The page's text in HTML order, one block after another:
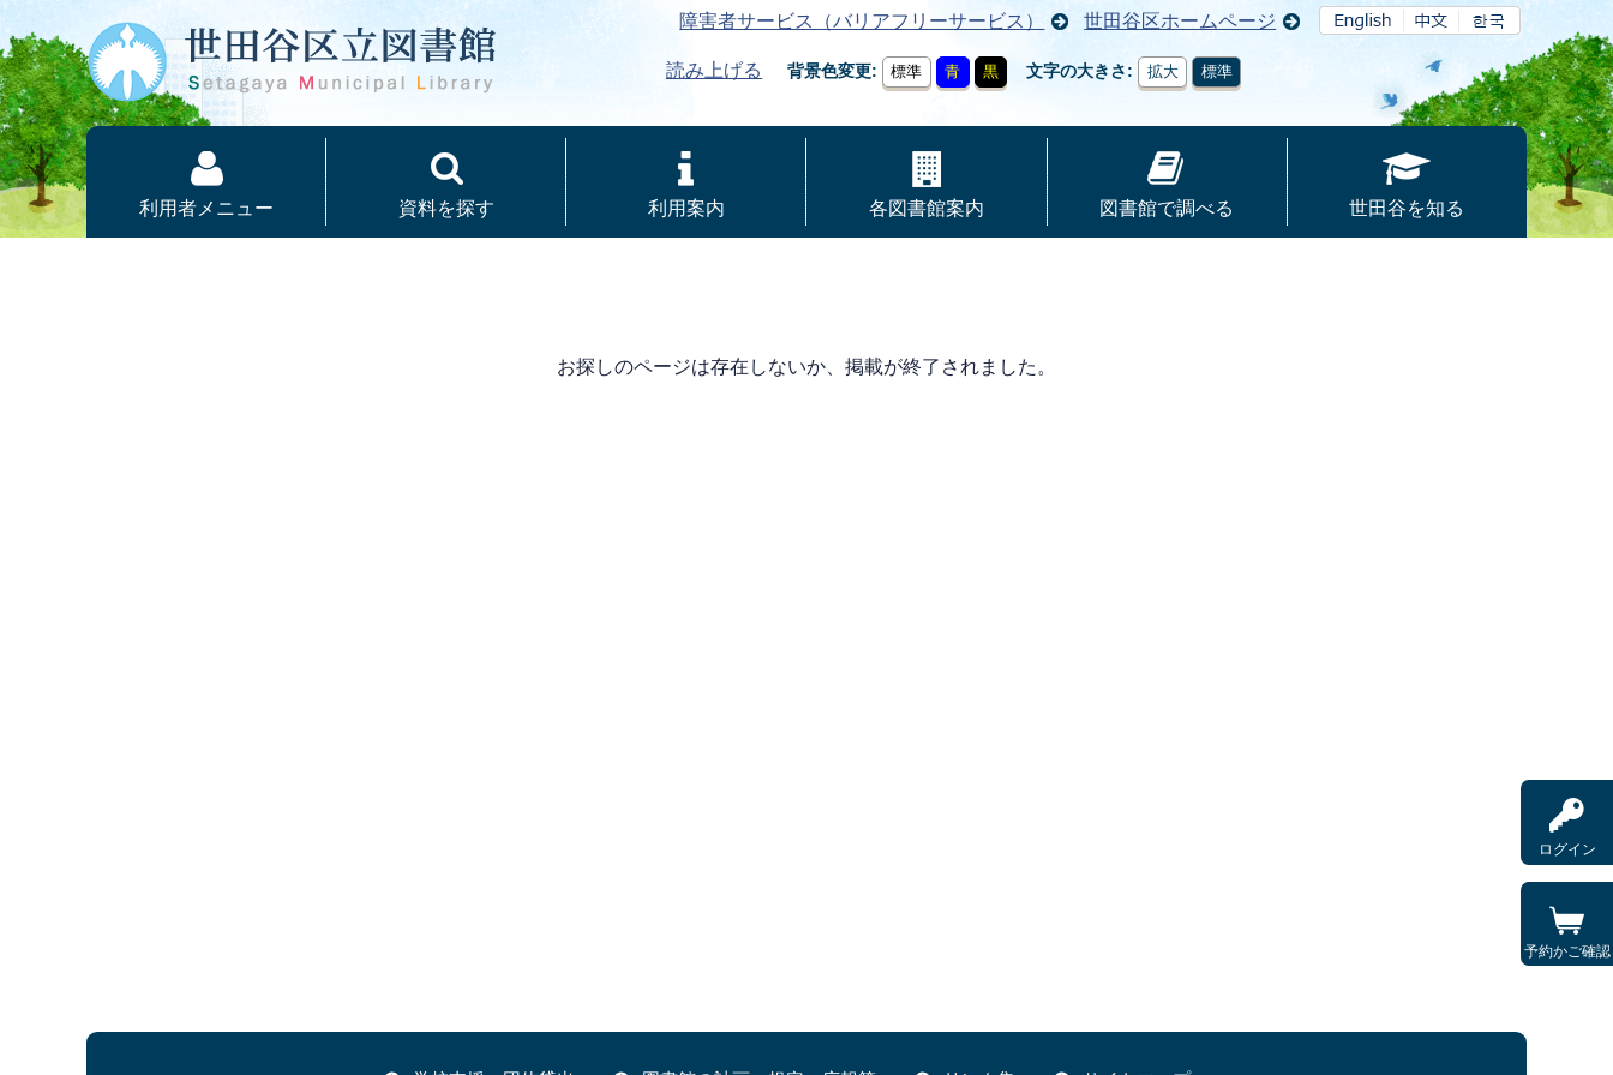
障害者サービス（バリアフリーサービス） 世田谷区ホームページ
読み上げる 背景色変更 標準 青 黒 文字の大きさ 拡大 標準
ログイン
予約かご確認
利用者メニュー 資料を探す 利用案内 各図書館案内 図書館で調べる 世田谷を知る
お探しのページは存在しないか、掲載が終了されました。